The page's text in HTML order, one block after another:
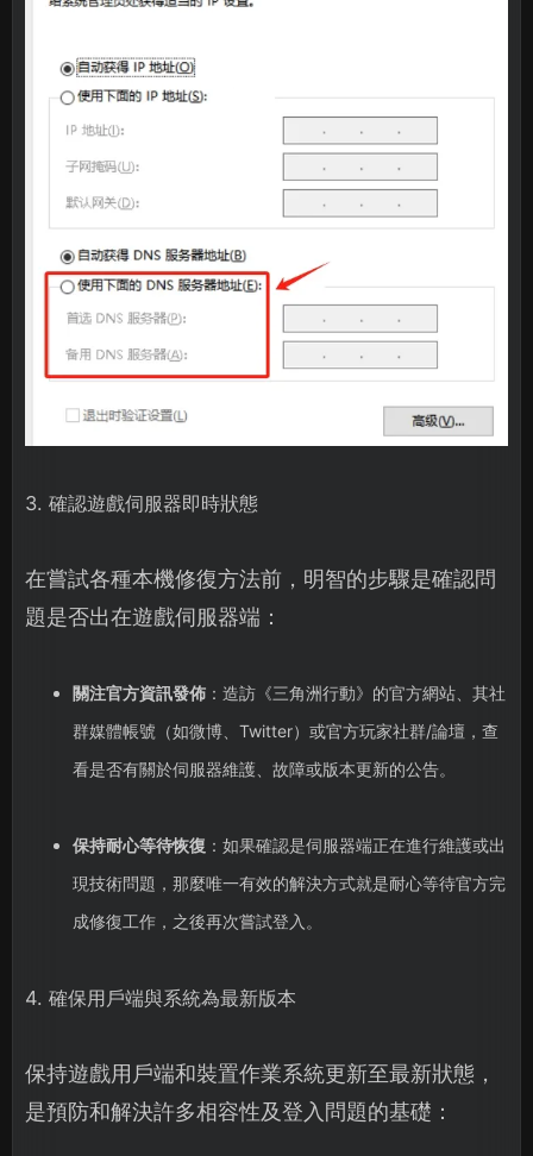
3. 確認遊戲伺服器即時狀態
在嘗試各種本機修復方法前，明智的步驟是確認問
題是否出在遊戲伺服器端：
關注官方資訊發佈：造訪《三角洲行動》的官方網站、其社
群媒體帳號（如微博、Twitter）或官方玩家社群/論壇，查
看是否有關於伺服器維護、故障或版本更新的公告。
保持耐心等待恢復 ：如果確認是伺服器端正在進行維護或出
現技術問題，那麼唯一有效的解決方式就是耐心等待官方完
成修復工作，之後再次嘗試登入。
4. 確保用戶端與系統為最新版本
保持遊戲用戶端和裝置作業系統更新至最新狀態，
是預防和解決許多相容性及登入問題的基礎：